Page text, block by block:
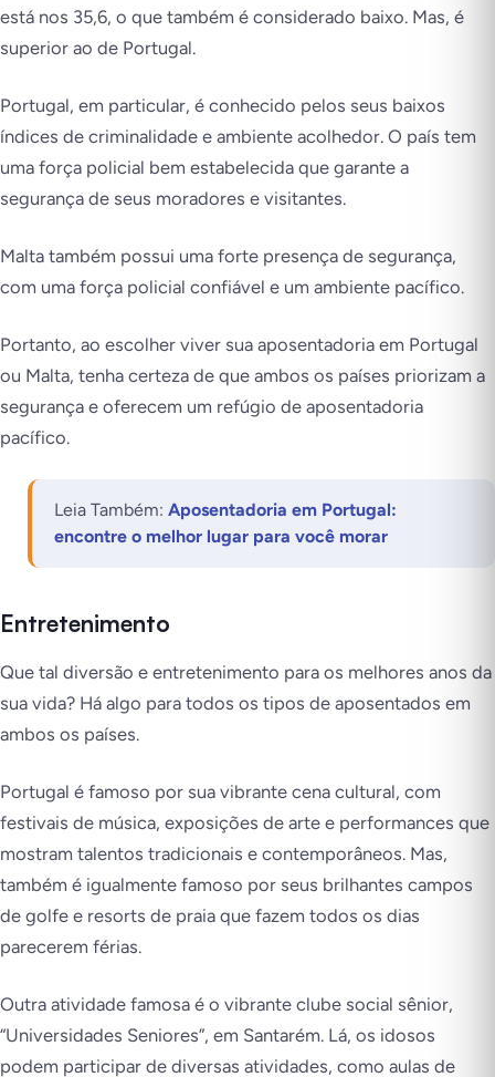
está nos 35,6, o que também é considerado baixo. Mas, é
superior ao de Portugal.
Portugal, em particular, é conhecido pelos seus baixos
índices de criminalidade e ambiente acolhedor. O país tem
uma força policial bem estabelecida que garante a
segurança de seus moradores e visitantes.
Malta também possui uma forte presença de segurança,
com uma força policial confiável e um ambiente pacífico.
Portanto, ao escolher viver sua aposentadoria em Portugal
ou Malta, tenha certeza de que ambos os países priorizam a
segurança e oferecem um refúgio de aposentadoria
pacífico.
Leia Também: Aposentadoria em Portugal:
encontre o melhor lugar para você morar
Entretenimento
Que tal diversão e entretenimento para os melhores anos da
sua vida? Há algo para todos os tipos de aposentados em
ambos os países.
Portugal é famoso por sua vibrante cena cultural, com
festivais de música, exposições de arte e performances que
mostram talentos tradicionais e contemporâneos. Mas,
também é igualmente famoso por seus brilhantes campos
de golfe e resorts de praia que fazem todos os dias
parecerem férias.
Outra atividade famosa é o vibrante clube social sênior,
“Universidades Seniores”, em Santarém. Lá, os idosos
podem participar de diversas atividades, como aulas de